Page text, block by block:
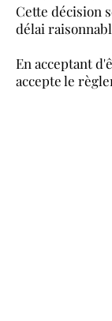
Cette décision
délai
En acceptant
accepte le